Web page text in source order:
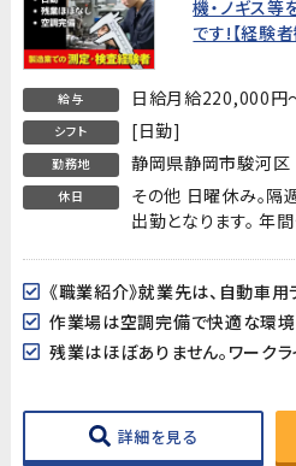
機・ノギス
です!【経験
給与 日給月給220,000円
シフト [日勤]
勤務地 静岡県静岡市駿河区
休日
その他 日曜休み。隔
出勤となります。 年
詳細を見る